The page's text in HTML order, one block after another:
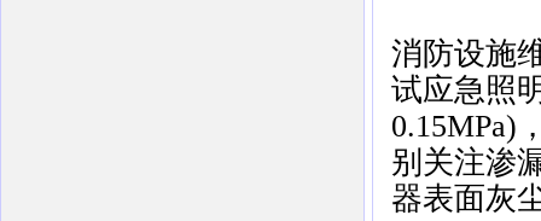
消防设施
试应急照
0.15MPa)
别关注渗
器表面灰